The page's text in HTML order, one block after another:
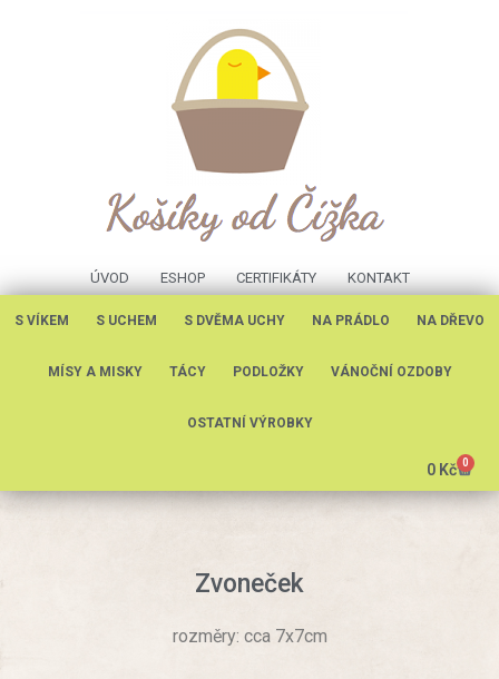
ÚVOD ESHOP CERTIFIKÁTY KONTAKT
S VÍKEM S UCHEM S DVĚMA UCHY NA PRÁDLO NA DŘEVO
MÍSY A MISKY TÁCY PODLOŽKY VÁNOČNÍ OZDOBY
OSTATNÍ VÝROBKY
0 Kč 0
Zvoneček
rozměry: cca 7x7cm